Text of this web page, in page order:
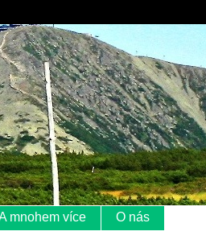
mnohem více
O nás